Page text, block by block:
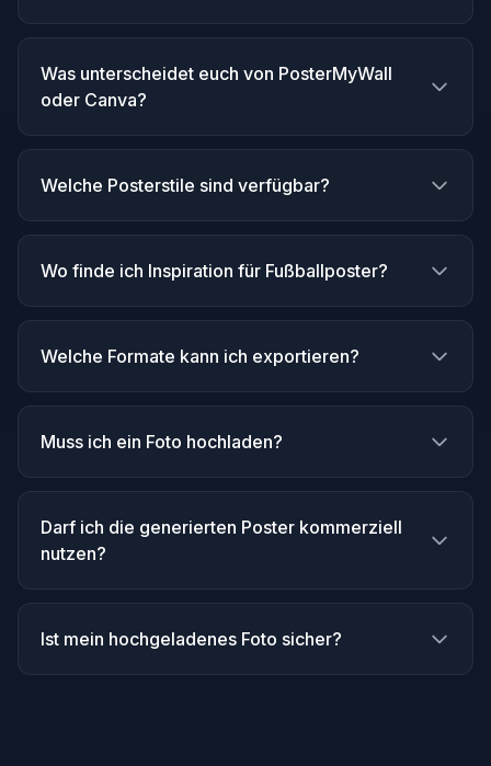
Was unterscheidet euch von PosterMyWall
oder Canva?
Welche Posterstile sind verfügbar?
Wo finde ich Inspiration für Fußballposter?
Welche Formate kann ich exportieren?
Muss ich ein Foto hochladen?
Darf ich die generierten Poster kommerziell
nutzen?
Ist mein hochgeladenes Foto sicher?